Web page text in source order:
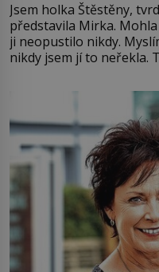
Jsem holka Štěstěny,
představila Mirka.
ji neopustilo nikdy.
nikdy jsem jí to neřekla.
Jsme spolu moc rádi